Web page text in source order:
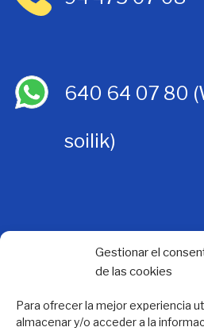
Gestionar el
de las cookies
Para ofrecer la mejor experiencia
almacenar y/o acceder a la
640 64 07 80
soilik)
Jarrai gaitzazu